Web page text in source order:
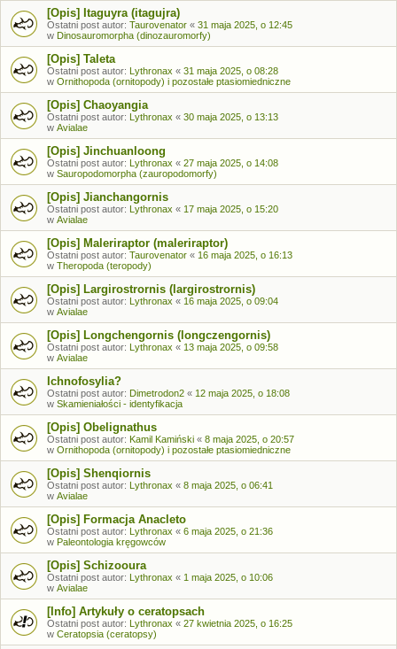
[Opis] Itaguyra (itagujra)
Ostatni post autor: Taurovenator « 31 maja 2025, o 12:45
w Dinosauromorpha (dinozauromorfy)
[Opis] Taleta
Ostatni post autor: Lythronax « 31 maja 2025, o 08:28
w Ornithopoda (ornitopody) i pozostałe ptasiomiedniczne
[Opis] Chaoyangia
Ostatni post autor: Lythronax « 30 maja 2025, o 13:13
w Avialae
[Opis] Jinchuanloong
Ostatni post autor: Lythronax « 27 maja 2025, o 14:08
w Sauropodomorpha (zauropodomorfy)
[Opis] Jianchangornis
Ostatni post autor: Lythronax « 17 maja 2025, o 15:20
w Avialae
[Opis] Maleriraptor (maleriraptor)
Ostatni post autor: Taurovenator « 16 maja 2025, o 16:13
w Theropoda (teropody)
[Opis] Largirostrornis (largirostrornis)
Ostatni post autor: Lythronax « 16 maja 2025, o 09:04
w Avialae
[Opis] Longchengornis (longczengornis)
Ostatni post autor: Lythronax « 13 maja 2025, o 09:58
w Avialae
Ichnofosylia?
Ostatni post autor: Dimetrodon2 « 12 maja 2025, o 18:08
w Skamieniałości - identyfikacja
[Opis] Obelignathus
Ostatni post autor: Kamil Kamiński « 8 maja 2025, o 20:57
w Ornithopoda (ornitopody) i pozostałe ptasiomiedniczne
[Opis] Shenqiornis
Ostatni post autor: Lythronax « 8 maja 2025, o 06:41
w Avialae
[Opis] Formacja Anacleto
Ostatni post autor: Lythronax « 6 maja 2025, o 21:36
w Paleontologia kręgowców
[Opis] Schizooura
Ostatni post autor: Lythronax « 1 maja 2025, o 10:06
w Avialae
[Info] Artykuły o ceratopsach
Ostatni post autor: Lythronax « 27 kwietnia 2025, o 16:25
w Ceratopsia (ceratopsy)